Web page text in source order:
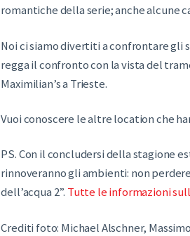
romantiche della serie; anche alcune
Noi ci siamo divertiti a confrontare gli
regga il confronto con la vista del
Maximilian’s a Trieste.
Vuoi conoscere le altre location che
PS. Con il concludersi della stagione
rinnoveranno gli ambienti: non
dell’acqua 2”. Tutte le informazioni
Crediti foto: Michael Alschner,